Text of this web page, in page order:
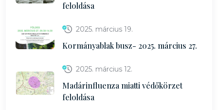
feloldása
2025. március 19.
Kormányablak busz- 2025. március 27.
2025. március 12.
Madárinfluenza miatti védőkörzet
feloldása